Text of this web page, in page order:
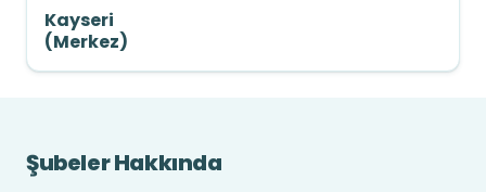
Kayseri
(Merkez)
Şubeler Hakkında